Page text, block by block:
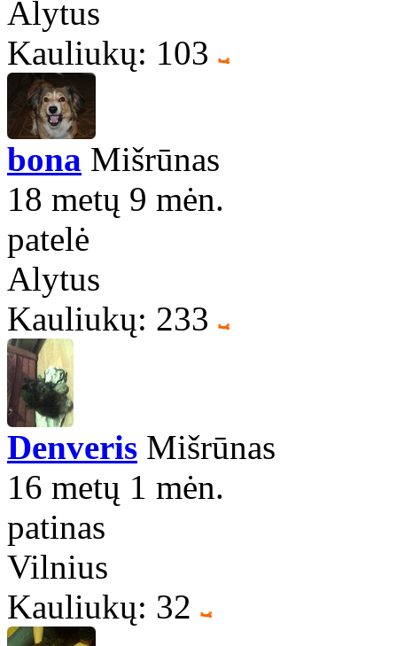
Alytus
Kauliukų: 103
bona Mišrūnas
18 metų 9 mėn.
patelė
Alytus
Kauliukų: 233
Denveris Mišrūnas
16 metų 1 mėn.
patinas
Vilnius
Kauliukų: 32